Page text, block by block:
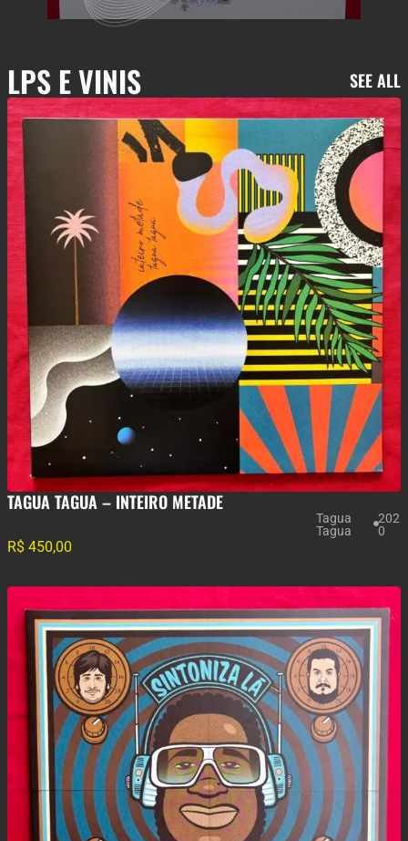
LPS E VINIS SEE ALL
TAGUA TAGUA – INTEIRO METADE
Tagua
Tagua
202
0
R$ 450,00